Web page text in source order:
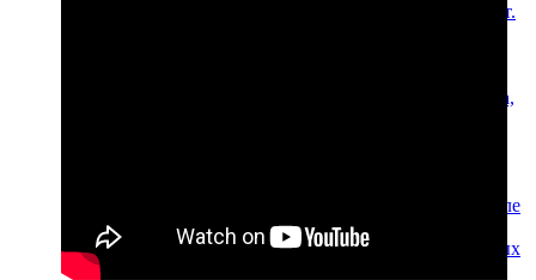
Моющие средства для туалетов и ванных комнат.
Щелочные моющие средства для удаления масла,
Моющие средства для чистки ковров (в том числе
для моющих пылесосов)
Низкопенные моющие средства для поломоечных